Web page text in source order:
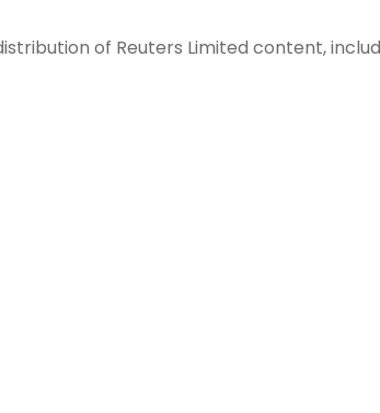
of Reuters Limited content,